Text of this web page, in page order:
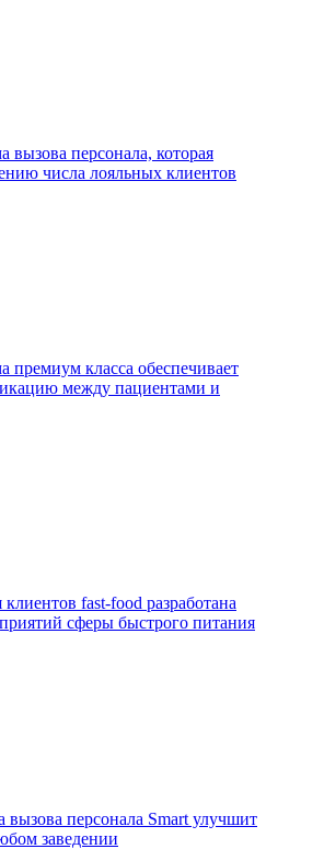
вызова персонала, которая
числа лояльных клиентов
премиум класса обеспечивает
между пациентами и
fast-food разработана
сферы быстрого питания
вызова персонала Smart улучшит
заведении